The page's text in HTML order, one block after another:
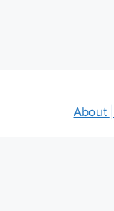
About